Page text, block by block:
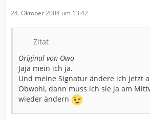
24. Oktober 2004 um 13:42
Zitat
Original von Owo
Jaja mein ich ja.
Und meine Signatur ändere ich jetzt
Obwohl, dann muss ich sie ja am
wieder ändern